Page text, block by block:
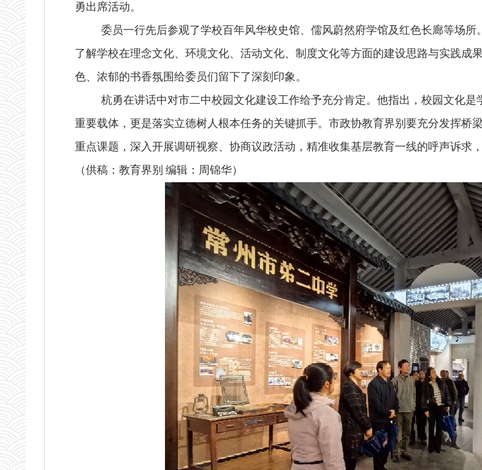
勇出席活动。
委员一行先后参观了学校百年风华校史馆、儒风蔚然府学馆及红色长廊等场
了解学校在理念文化、环境文化、活动文化、制度文化等方面的建设思路与实践成
色、浓郁的书香氛围给委员们留下了深刻印象。
杭勇在讲话中对市二中校园文化建设工作给予充分肯定。他指出，校园文化
重要载体，更是落实立德树人根本任务的关键抓手。市政协教育界别要充分发挥桥
重点课题，深入开展调研视察、协商议政活动，精准收集基层教育一线的呼声诉求
（供稿：教育界别 编辑：周锦华）